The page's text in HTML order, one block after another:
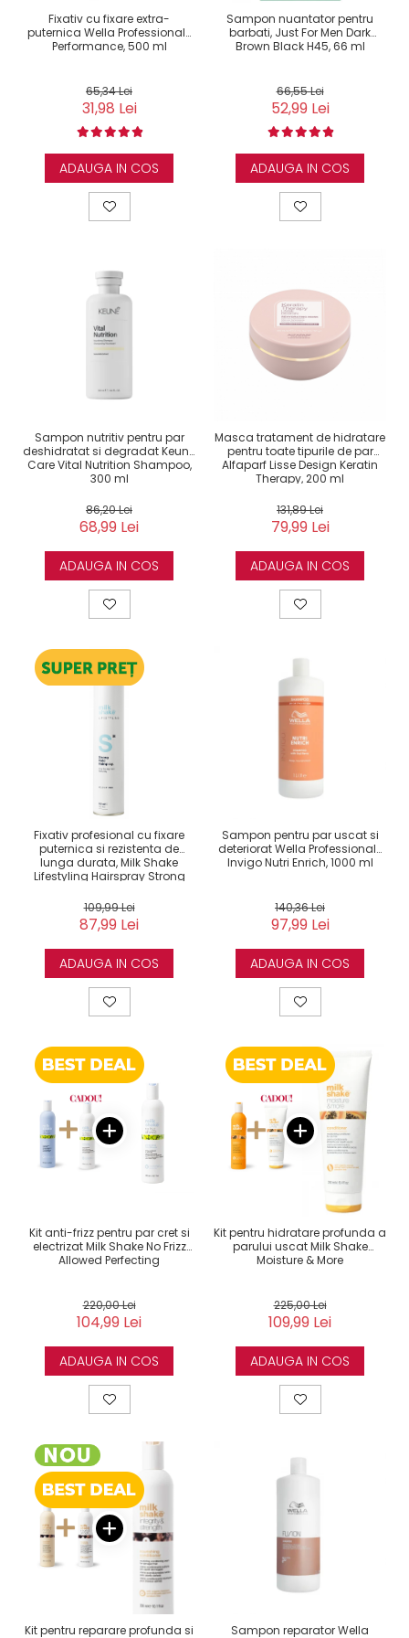
Fixativ cu fixare extra-
puternica Wella Professionals
Performance, 500 ml
65,34 Lei
31,98 Lei
ADAUGA IN COS
Sampon nuantator pentru
barbati, Just For Men Dark
Brown Black H45, 66 ml
66,55 Lei
52,99 Lei
ADAUGA IN COS
Sampon nutritiv pentru par
deshidratat si degradat Keune
Care Vital Nutrition Shampoo,
300 ml
86,20 Lei
68,99 Lei
ADAUGA IN COS
Masca tratament de hidratare
pentru toate tipurile de par
Alfaparf Lisse Design Keratin
Therapy, 200 ml
131,89 Lei
79,99 Lei
ADAUGA IN COS
Fixativ profesional cu fixare
puternica si rezistenta de
lunga durata, Milk Shake
Lifestyling Hairspray Strong
109,99 Lei
87,99 Lei
ADAUGA IN COS
Sampon pentru par uscat si
deteriorat Wella Professionals
Invigo Nutri Enrich, 1000 ml
140,36 Lei
97,99 Lei
ADAUGA IN COS
Kit anti-frizz pentru par cret si
electrizat Milk Shake No Frizz
Allowed Perfecting
220,00 Lei
104,99 Lei
ADAUGA IN COS
Kit pentru hidratare profunda a
parului uscat Milk Shake
Moisture & More
225,00 Lei
109,99 Lei
ADAUGA IN COS
Kit pentru reparare profunda si
Sampon reparator Wella